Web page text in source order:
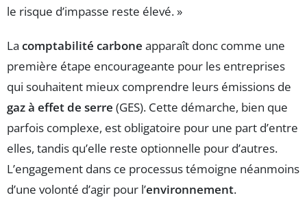
le risque d’impasse reste élevé. »
La comptabilité carbone apparaît donc comme une
première étape encourageante pour les entreprises
qui souhaitent mieux comprendre leurs émissions de
gaz à effet de serre (GES). Cette démarche, bien que
parfois complexe, est obligatoire pour une part d’entre
elles, tandis qu’elle reste optionnelle pour d’autres.
L’engagement dans ce processus témoigne néanmoins
d’une volonté d’agir pour l’environnement.